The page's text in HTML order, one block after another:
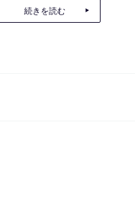
続きを読む